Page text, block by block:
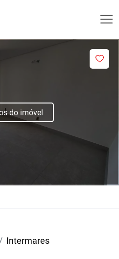
do imóvel
Intermares